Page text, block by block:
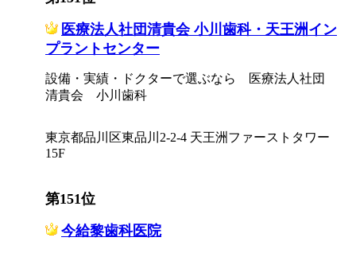
医療法人社団清貴会 小川歯科・天王洲イン
プラントセンター
設備・実績・ドクターで選ぶなら 医療法人社団
清貴会 小川歯科
東京都品川区東品川2-2-4 天王洲ファーストタワー
15F
第151位
今給黎歯科医院